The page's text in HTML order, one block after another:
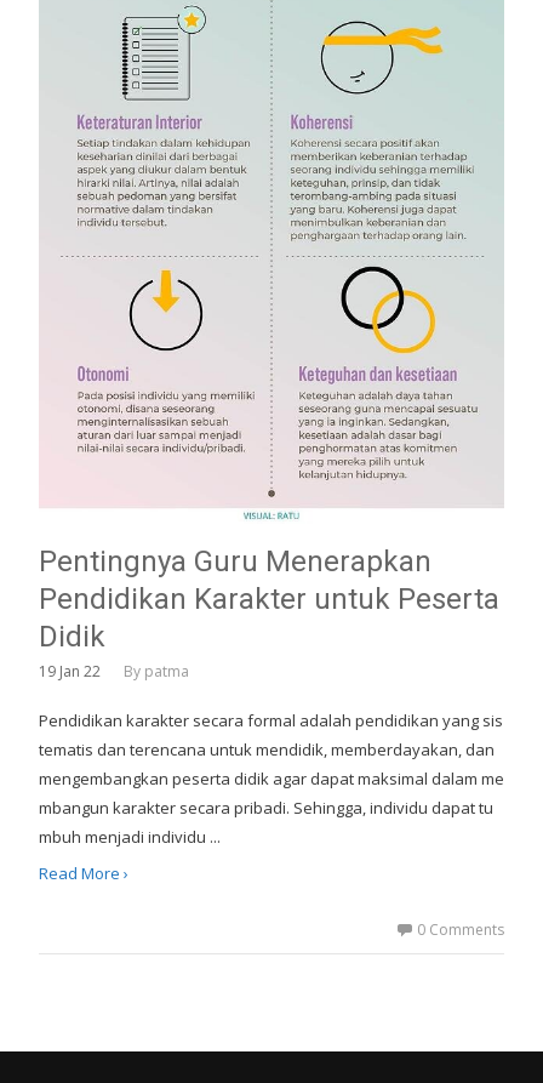
Pentingnya Guru Menerapkan
Pendidikan Karakter untuk Peserta
Didik
19 Jan 22 By patma
Pendidikan karakter secara formal adalah pendidikan yang sis
tematis dan terencana untuk mendidik, memberdayakan, dan
mengembangkan peserta didik agar dapat maksimal dalam me
mbangun karakter secara pribadi. Sehingga, individu dapat tu
mbuh menjadi individu ...
Read More ›
0 Comments